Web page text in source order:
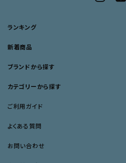
ランキング
新着商品
ブランドから探す
カテゴリーから探す
ご利用ガイド
よくある質問
お問い合わせ